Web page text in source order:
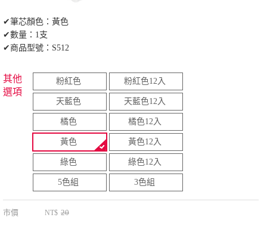
✔筆芯顏色：黃色
✔數量：1支
✔商品型號：S512
其他
選項
粉紅色 粉紅色12入
天藍色 天藍色12入
橘色 橘色12入
黃色 黃色12入
綠色 綠色12入
5色組 3色組
市價 NT$ 20